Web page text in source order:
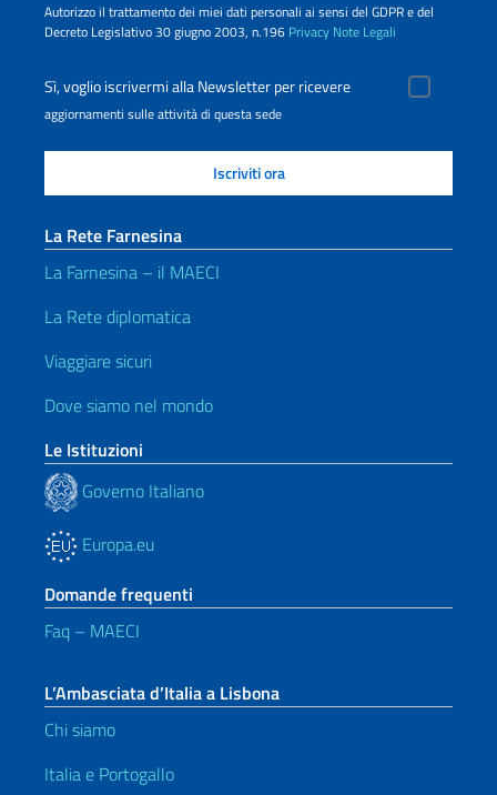
Autorizzo il trattamento dei miei dati personali ai sensi del GDPR e del
Decreto Legislativo 30 giugno 2003, n.196 Privacy Note Legali
Sì, voglio iscrivermi alla Newsletter per ricevere
aggiornamenti sulle attività di questa sede
La Rete Farnesina
La Farnesina – il MAECI
La Rete diplomatica
Viaggiare sicuri
Dove siamo nel mondo
Le Istituzioni
Governo Italiano
Europa.eu
Domande frequenti
Faq – MAECI
L’Ambasciata d’Italia a Lisbona
Chi siamo
Italia e Portogallo